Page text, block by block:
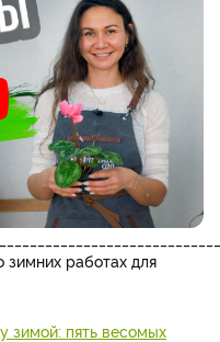
зимних работах для
зимой: пять весомых